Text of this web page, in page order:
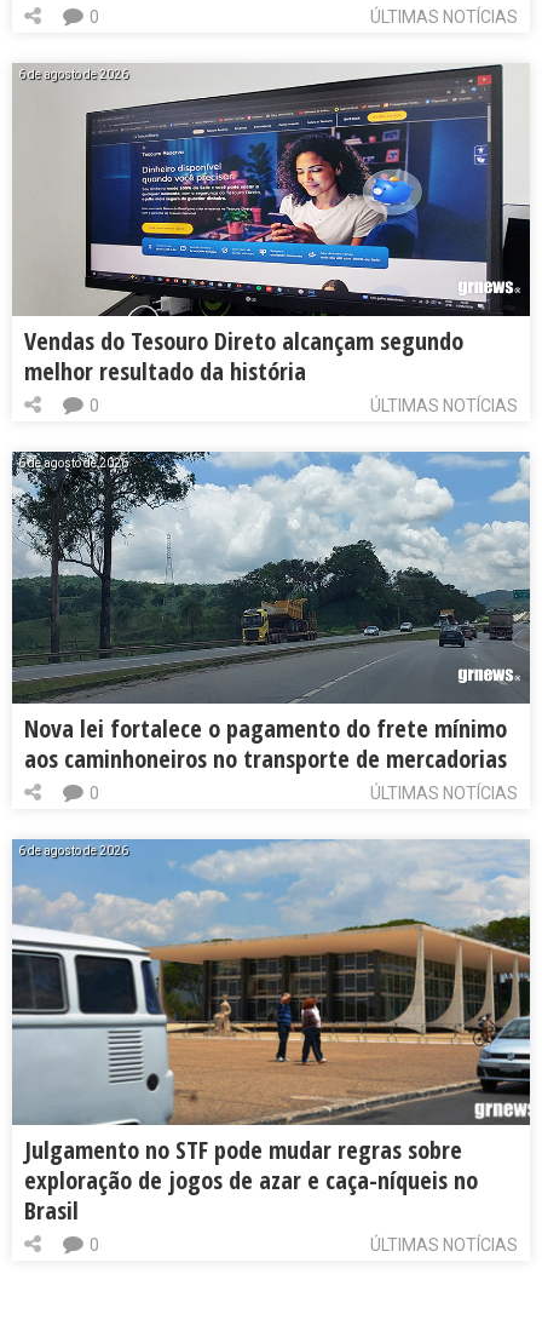
ÚLTIMAS NOTÍCIAS
0
6 de agosto de 2026
Vendas do Tesouro Direto alcançam segundo
melhor resultado da história
ÚLTIMAS NOTÍCIAS
0
6 de agosto de 2026
Nova lei fortalece o pagamento do frete mínimo
aos caminhoneiros no transporte de mercadorias
ÚLTIMAS NOTÍCIAS
0
6 de agosto de 2026
Julgamento no STF pode mudar regras sobre
exploração de jogos de azar e caça-níqueis no
Brasil
ÚLTIMAS NOTÍCIAS
0